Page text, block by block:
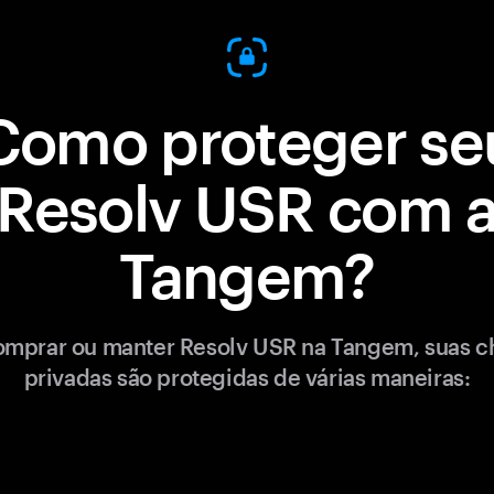
proteger
USR com
Tangem?
ou manter Resolv USR na Tangem, suas
privadas são protegidas de várias maneiras: